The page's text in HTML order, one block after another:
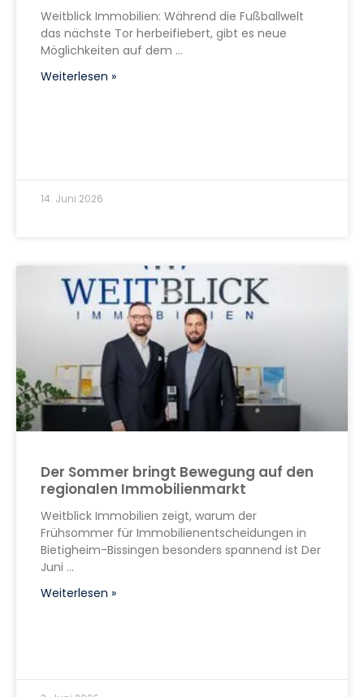
Weitblick Immobilien: Während die Fußballwelt
das nächste Tor herbeifiebert, gibt es neue
Möglichkeiten auf dem
Weiterlesen »
14. Juni 2026
Der Sommer bringt Bewegung auf den
regionalen Immobilienmarkt
Weitblick Immobilien zeigt, warum der
Frühsommer für Immobilienentscheidungen in
Bietigheim-Bissingen besonders spannend ist Der
Juni
Weiterlesen »